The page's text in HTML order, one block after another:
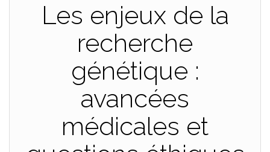
Les enjeux de la
recherche
génétique :
avancées
médicales et